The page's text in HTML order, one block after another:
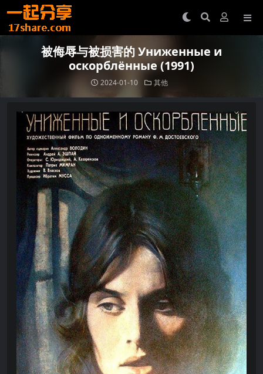
被侮辱与被损害的 Униженные и
оскорблённые (1991)
2024-01-10 其他